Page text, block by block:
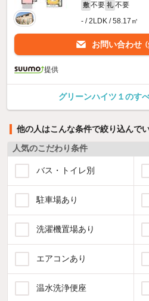
敷 不要 礼 不要
- / 2LDK / 58.17㎡
お問い合わせ
提供
グリーンハイツ１のす
他の人はこんな条件で絞り込んで
人気のこだわり条件
バス・トイレ別
駐車場あり
洗濯機置場あり
エアコンあり
温水洗浄便座